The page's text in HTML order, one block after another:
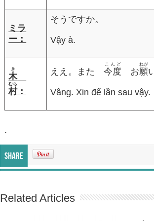
ミラ
ー：
そうですか。
Vậy à.
木
き
村
むら
：
ええ。また今度
こんど
お願
ねが
Vâng. Xin để lần sau vậy.
.
Share
Related Articles